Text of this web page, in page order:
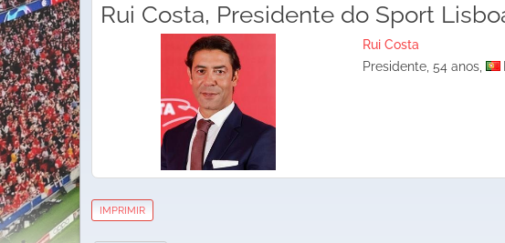
Rui Costa, Presidente do Sport
Rui Costa
Presidente, 54 anos,
IMPRIMIR